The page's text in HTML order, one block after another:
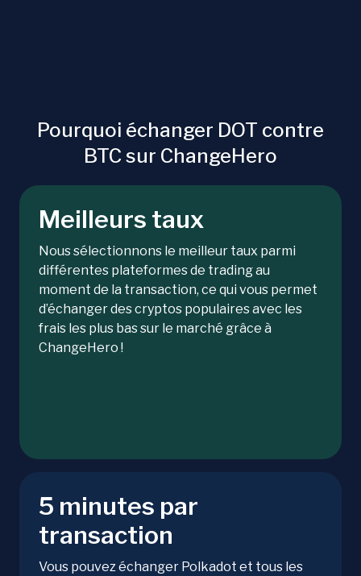
Pourquoi échanger DOT contre
BTC sur ChangeHero
Meilleurs taux
Nous sélectionnons le meilleur taux parmi
différentes plateformes de trading au
moment de la transaction, ce qui vous permet
d’échanger des cryptos populaires avec les
frais les plus bas sur le marché grâce à
ChangeHero !
5 minutes par
transaction
Vous pouvez échanger Polkadot et tous les